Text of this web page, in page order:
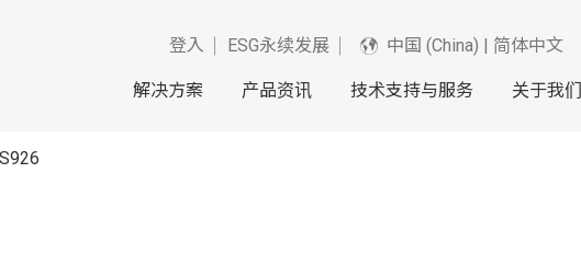
登入 ESG永续发展 中国 (China) | 简体中文
解决方案 产品资讯 技术支持与服务 关于我们